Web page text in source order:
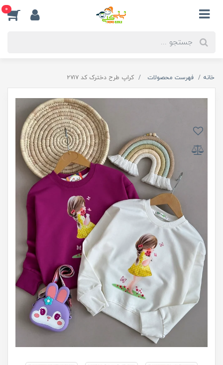
0
خانه فهرست محصولات کراپ طرح دخترک کد ۲۷۱۷